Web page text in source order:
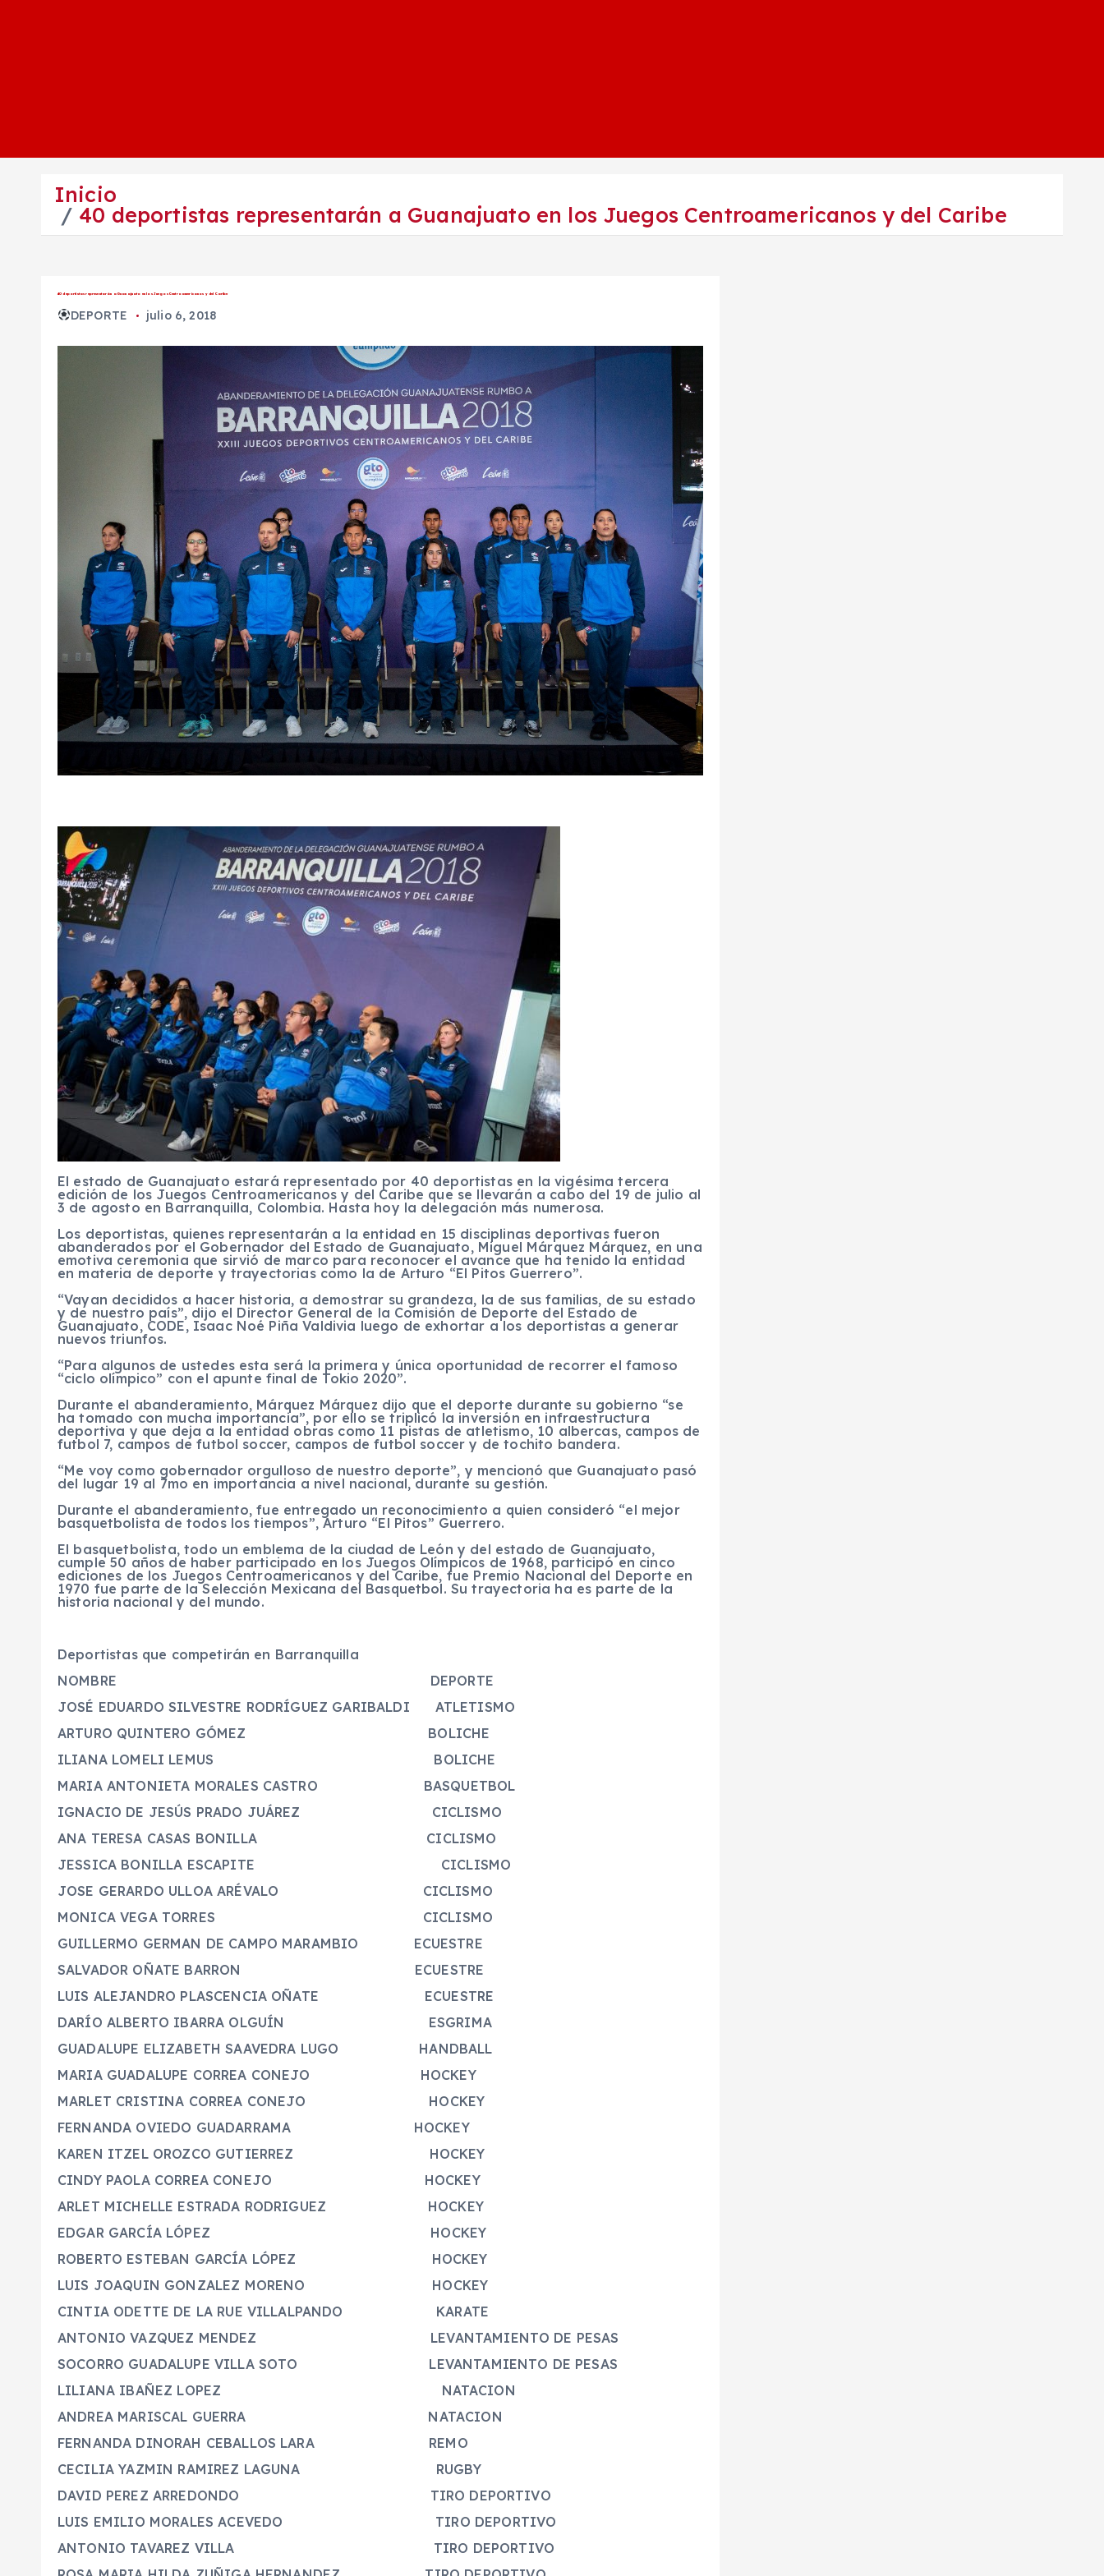
Inicio
40 deportistas representarán a Guanajuato en los Juegos Centroamericanos y del Caribe
40 deportistas representarán a Guanajuato en los Juegos Centroamericanos y del Caribe
DEPORTE julio 6, 2018
El estado de Guanajuato estará representado por 40 deportistas en la vigésima tercera
edición de los Juegos Centroamericanos y del Caribe que se llevarán a cabo del 19 de julio al
3 de agosto en Barranquilla, Colombia. Hasta hoy la delegación más numerosa.
Los deportistas, quienes representarán a la entidad en 15 disciplinas deportivas fueron
abanderados por el Gobernador del Estado de Guanajuato, Miguel Márquez Márquez, en una
emotiva ceremonia que sirvió de marco para reconocer el avance que ha tenido la entidad
en materia de deporte y trayectorias como la de Arturo “El Pitos Guerrero”.
“Vayan decididos a hacer historia, a demostrar su grandeza, la de sus familias, de su estado
y de nuestro país”, dijo el Director General de la Comisión de Deporte del Estado de
Guanajuato, CODE, Isaac Noé Piña Valdivia luego de exhortar a los deportistas a generar
nuevos triunfos.
“Para algunos de ustedes esta será la primera y única oportunidad de recorrer el famoso
“ciclo olímpico” con el apunte final de Tokio 2020”.
Durante el abanderamiento, Márquez Márquez dijo que el deporte durante su gobierno “se
ha tomado con mucha importancia”, por ello se triplicó la inversión en infraestructura
deportiva y que deja a la entidad obras como 11 pistas de atletismo, 10 albercas, campos de
futbol 7, campos de futbol soccer, campos de futbol soccer y de tochito bandera.
“Me voy como gobernador orgulloso de nuestro deporte”, y mencionó que Guanajuato pasó
del lugar 19 al 7mo en importancia a nivel nacional, durante su gestión.
Durante el abanderamiento, fue entregado un reconocimiento a quien consideró “el mejor
basquetbolista de todos los tiempos”, Arturo “El Pitos” Guerrero.
El basquetbolista, todo un emblema de la ciudad de León y del estado de Guanajuato,
cumple 50 años de haber participado en los Juegos Olímpicos de 1968, participó en cinco
ediciones de los Juegos Centroamericanos y del Caribe, fue Premio Nacional del Deporte en
1970 fue parte de la Selección Mexicana del Basquetbol. Su trayectoria ha es parte de la
historia nacional y del mundo.
Deportistas que competirán en Barranquilla
NOMBRE DEPORTE
JOSÉ EDUARDO SILVESTRE RODRÍGUEZ GARIBALDI ATLETISMO
ARTURO QUINTERO GÓMEZ BOLICHE
ILIANA LOMELI LEMUS BOLICHE
MARIA ANTONIETA MORALES CASTRO BASQUETBOL
IGNACIO DE JESÚS PRADO JUÁREZ CICLISMO
ANA TERESA CASAS BONILLA CICLISMO
JESSICA BONILLA ESCAPITE CICLISMO
JOSE GERARDO ULLOA ARÉVALO CICLISMO
MONICA VEGA TORRES CICLISMO
GUILLERMO GERMAN DE CAMPO MARAMBIO ECUESTRE
SALVADOR OÑATE BARRON ECUESTRE
LUIS ALEJANDRO PLASCENCIA OÑATE ECUESTRE
DARÍO ALBERTO IBARRA OLGUÍN ESGRIMA
GUADALUPE ELIZABETH SAAVEDRA LUGO HANDBALL
MARIA GUADALUPE CORREA CONEJO HOCKEY
MARLET CRISTINA CORREA CONEJO HOCKEY
FERNANDA OVIEDO GUADARRAMA HOCKEY
KAREN ITZEL OROZCO GUTIERREZ HOCKEY
CINDY PAOLA CORREA CONEJO HOCKEY
ARLET MICHELLE ESTRADA RODRIGUEZ HOCKEY
EDGAR GARCÍA LÓPEZ HOCKEY
ROBERTO ESTEBAN GARCÍA LÓPEZ HOCKEY
LUIS JOAQUIN GONZALEZ MORENO HOCKEY
CINTIA ODETTE DE LA RUE VILLALPANDO KARATE
ANTONIO VAZQUEZ MENDEZ LEVANTAMIENTO DE PESAS
SOCORRO GUADALUPE VILLA SOTO LEVANTAMIENTO DE PESAS
LILIANA IBAÑEZ LOPEZ NATACION
ANDREA MARISCAL GUERRA NATACION
FERNANDA DINORAH CEBALLOS LARA REMO
CECILIA YAZMIN RAMIREZ LAGUNA RUGBY
DAVID PEREZ ARREDONDO TIRO DEPORTIVO
LUIS EMILIO MORALES ACEVEDO TIRO DEPORTIVO
ANTONIO TAVAREZ VILLA TIRO DEPORTIVO